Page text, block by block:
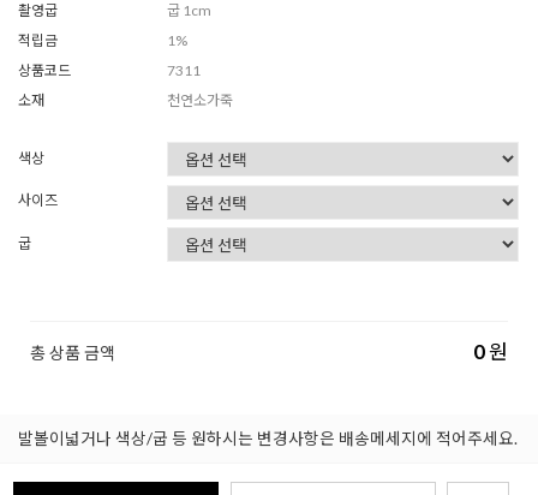
촬영굽
굽 1cm
적립금
1%
상품코드
7311
소재
천연소가죽
색상
사이즈
굽
총 상품 금액 0원
발볼이넓거나 색상/굽 등 원하시는 변경사항은 배송메세지에 적어주세요.